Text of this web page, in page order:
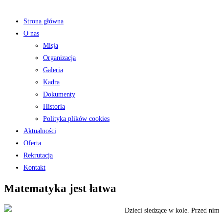
Strona główna
O nas
Misja
Organizacja
Galeria
Kadra
Dokumenty
Historia
Polityka plików cookies
Aktualności
Oferta
Rekrutacja
Kontakt
Matematyka jest łatwa